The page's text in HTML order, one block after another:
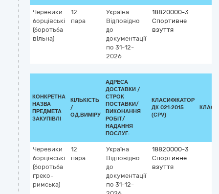
Черевики
борцівські
(боротьба
вільна)
12
пара
Україна
Відповідно
до
документації
по 31-12-
2026
18820000-3
Спортивне
взуття
КОНКРЕТНА
НАЗВА
ПРЕДМЕТА
ЗАКУПІВЛІ
КІЛЬКІСТЬ
/
ОД.ВИМІРУ
АДРЕСА
ДОСТАВКИ /
СТРОК
ПОСТАВКИ/
ВИКОНАННЯ
РОБІТ/
НАДАННЯ
ПОСЛУГ:
КЛАСИФІКАТОР
ДК 021:2015
(CPV)
Черевики
борцівські
(боротьба
греко-
римська)
12
пара
Україна
Відповідно
до
документації
по 31-12-
18820000-3
Спортивне
взуття